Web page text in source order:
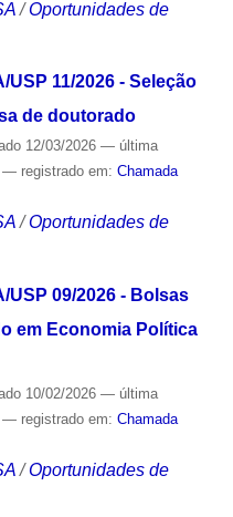
/Oportunidades de
USP 11/2026 - Seleção
de doutorado
12/03/2026 — última
— registrado em: Chamada
/Oportunidades de
USP 09/2026 - Bolsas
em Economia Política
10/02/2026 — última
— registrado em: Chamada
/Oportunidades de